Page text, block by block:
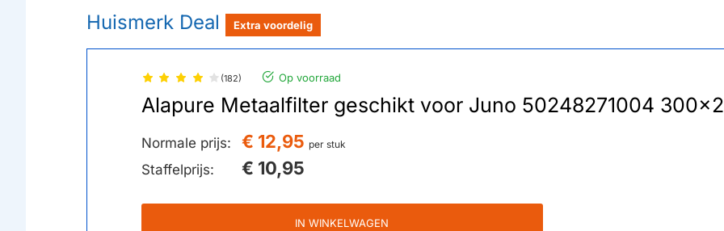
Huismerk Deal Extra voordelig
(182) Op voorraad
Alapure Metaalfilter geschikt voor Juno 50248271004
Normale prijs: € 12,95 per stuk
Staffelprijs: € 10,95
IN WINKELWAGEN